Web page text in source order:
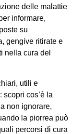
delle malattie
informare,
su
gengive ritirate e
nella cura del
utili e
: scopri cos’è la
non ignorare,
la piorrea può
percorsi di cura